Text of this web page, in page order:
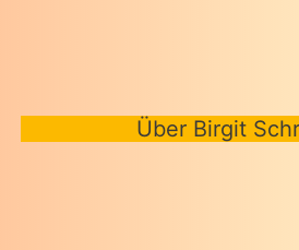
Über Birgit